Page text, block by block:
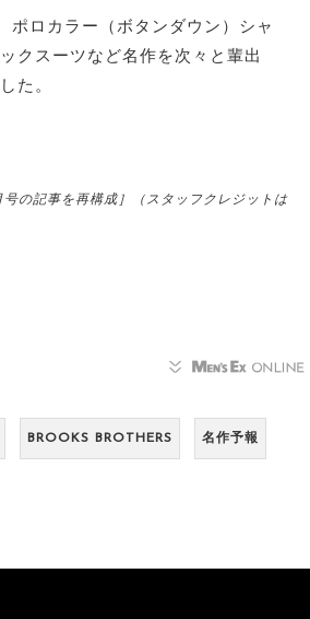
ポロカラー（ボタンダウン）シャ
クスーツなど名作を次々と輩出
た。
号の記事を再構成］（スタッフクレジットは
BROOKS BROTHERS 名作予報